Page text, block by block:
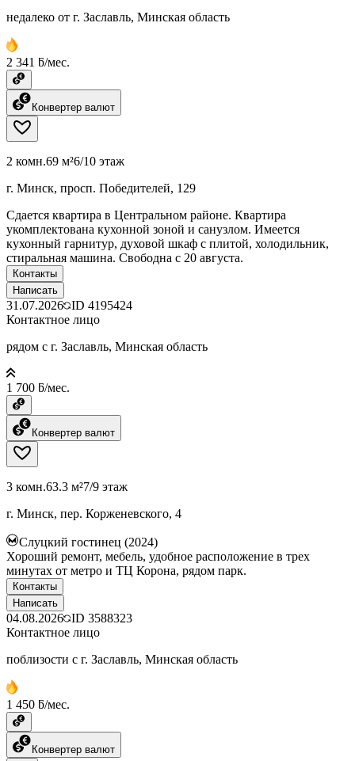
недалеко от г. Заславль, Минская область
2 341 ƃ/мес.
Конвертер валют
2 комн.69 м²6/10 этаж
г. Минск, просп. Победителей, 129
Сдается квартира в Центральном районе. Квартира
укомплектована кухонной зоной и санузлом. Имеется
кухонный гарнитур, духовой шкаф с плитой, холодильник,
стиральная машина. Свободна с 20 августа.
Контакты
Написать
31.07.2026 ID 4195424
Контактное лицо
рядом с г. Заславль, Минская область
1 700 ƃ/мес.
Конвертер валют
3 комн.63.3 м²7/9 этаж
г. Минск, пер. Корженевского, 4
Слуцкий гостинец (2024)
Хороший ремонт, мебель, удобное расположение в трех
минутах от метро и ТЦ Корона, рядом парк.
Контакты
Написать
04.08.2026 ID 3588323
Контактное лицо
поблизости с г. Заславль, Минская область
1 450 ƃ/мес.
Конвертер валют